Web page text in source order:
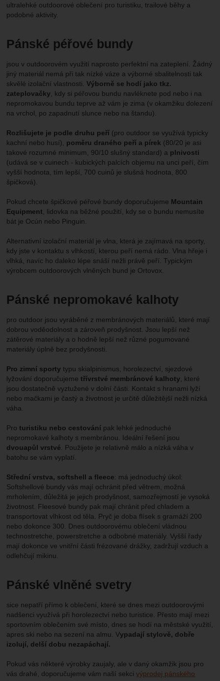
ultralehké outdoorové oblečení pro turistiku, trailové běhy a
podobné aktivity.
Pánské péřové bundy
jsou v outdoorovém využití naprosto perfektní na zateplení. Žádný
jiný materiál nemá při tak nízké váze a výborné sbalitelnosti tak
skvělé izolační vlastnosti.Výborně se hodí jako tkz.
zateplovačky , kdy si péřovou bundu navléknete pod nebo i na
nepromokavou bundu teprve až vám je zima (v okamžiku dolezení
na vrchol, po zapadnutí slunce nebo na štandu).
Rozlišujete je podle druhu peří (pro outdoor se využívá typicky
kachní nebo husí), poměru draného peří a pírek (80/20 je asi
takové rozumné minimum, 90/10 slušný standard) a plnivosti
(udává se v cuinech - kubických palcích objemu na unci peří, čím
vyšší hodnota, tím lepší, 700 cuinů je slušná hodnota, 800
špičková).
Pokud chcete špičkové péřové bundy doporučujeme Mountain
Equipment , lidovka na běžné použití, kdy se o bundu nemusíte
bát je Ocún nebo Pinguin.
Alternativní izolační materiál je vlna, která je zajímavá na sporty,
kdy jste v kontaktu s vlhkostí, kterou peří nemá rádo. Vlna hřeje i
vlhká, navíc ho daleko lépe snáší nežli právě peří. Typickým
výrobcem outdoorových vlněných bund je Ortovox.
Pánské nepromokavé kalhoty
pro outdoor jsou vyráběné z membránových materiálů, které mají
dobrou voděodolnost a zároveň prodyšnost. Jsou lepší než
zátěrové materiály a o hodně lepší než různé pogumované
materiály úplně bez prodyšnosti.
Pro zimní sporty typu skialpinismus, horolezectví, sjezdové
lyžování doporučujemetřívrstvé membránové kalhoty , které
jsou dostatečně vyztužené v dolní části. Kontakt s hranami lyží
nebo mačkami je častý a životnost je určitě důležitější nežli nízká
váha.
Proturistiku nebo cestování pak lehké jednoduché
nepromokavé kalhoty s membránou. Ideální řešení jsou
dvouapůl vrstvé . Použijete je relativně málo a nízká váha v
batohu se vám vyplatí.
Střední vrstva, softshell a fleece: má jednoduchý úkol:
Softshellové bundy vás mají ochránit před větrem, možná
mrholením, důležitá je jejich prodyšnost, samozřejmostí je vysoká
životnost. Fleesové bundy pak mají chránit před chladem a
transportovat vlhkost od těla. Pryč je doba flísek s gramáží 200
nebo dokonce 300. Dnes outdoorovému oblečení vládnou
technostretche, powerstretche a odbobné materiály. Vyšší řady
mají dokonce ve vnitřní části frézované drážky, zadržují vzduch a
odlehčují mikinu.
Pánské vlněné svetry
sice nepatří přímo k oblečení, které se dnes mezi outdoorovými
nadšenci využívá při horolezectví nebo turistice. Přesto mají mezi
sportovním oblečením své místo, dnes se hodí na městské využití,
apres ski nebo na sezení na almu. Vypadají stylově, dobře
izolují, delší dobu nezapáchají.
Pokud vás některé výrobky zaujaly, ale v daný okamžik jsou pro
vás drahé, doporučujeme vám naší sekcivýprodej pánského